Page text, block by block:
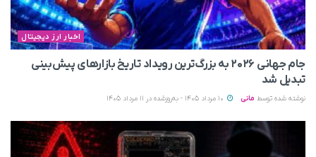
اخبار ارز دیجیتال
جام جهانی ۲۰۲۶ به بزرگ‌ترین رویداد تاریخ بازارهای پیش‌بینی
تبدیل شد
نوشته شده توسط مانی